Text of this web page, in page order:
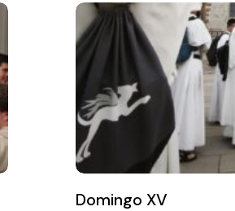
Domingo XV